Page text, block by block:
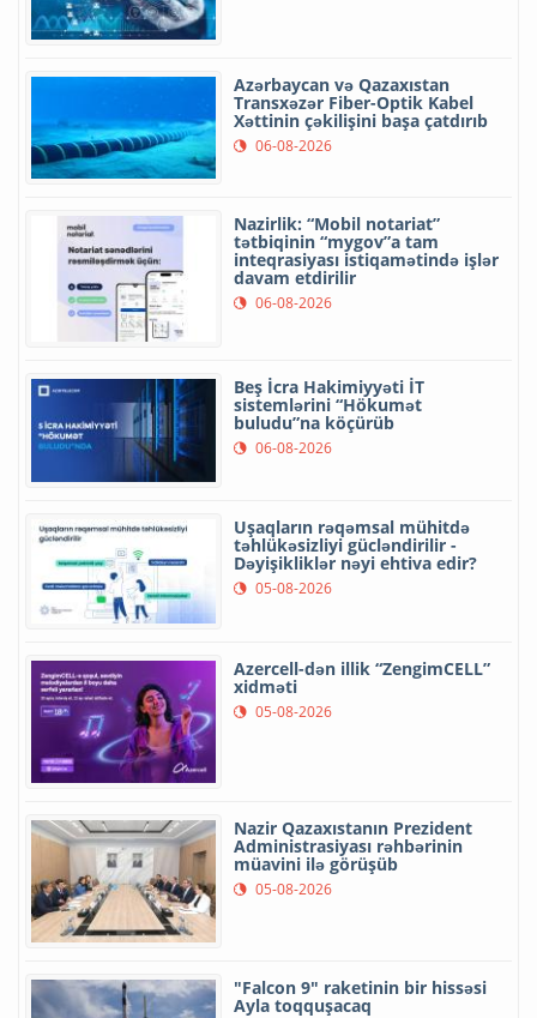
Azərbaycan və Qazaxıstan
Transxəzər Fiber-Optik Kabel
Xəttinin çəkilişini başa çatdırıb
06-08-2026
Nazirlik: “Mobil notariat”
tətbiqinin “mygov”a tam
inteqrasiyası istiqamətində işlər
davam etdirilir
06-08-2026
Beş İcra Hakimiyyəti İT
sistemlərini “Hökumət
buludu”na köçürüb
06-08-2026
Uşaqların rəqəmsal mühitdə
təhlükəsizliyi gücləndirilir -
Dəyişikliklər nəyi ehtiva edir?
05-08-2026
Azercell-dən illik “ZengimCELL”
xidməti
05-08-2026
Nazir Qazaxıstanın Prezident
Administrasiyası rəhbərinin
müavini ilə görüşüb
05-08-2026
"Falcon 9" raketinin bir hissəsi
Ayla toqquşacaq